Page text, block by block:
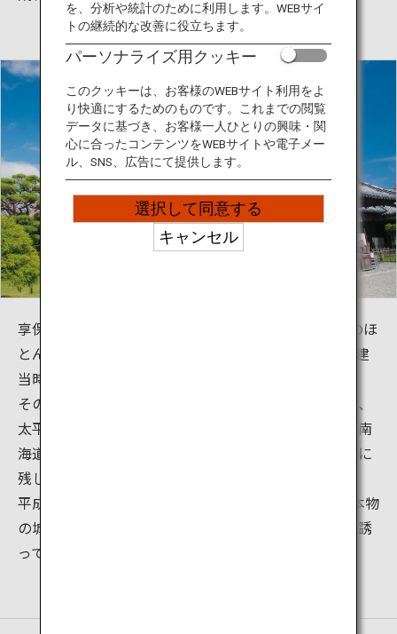
享保12年（1727）城下町の大火で追手門以外の城郭のほ
とんどを焼失しましたが、宝暦3年（1753）までに創建
当時の姿のまま再建されました。
その後、自然災害や明治維新による全国的な廃城の嵐、
太平洋戦争など幾度となく襲った危機を乗り越え、「南
海道随一の名城」と呼ばれる優美な姿をした建物を今に
残しています。
平成15年には、築城400年、再建から250年を数え、本物
の城の持つ偉容が訪れる人々を今日も歴史のロマンを誘
っています。
を、分析や統計のために利用します。WEBサイ
トの継続的な改善に役立ちます。
パーソナライズ用クッキー
このクッキーは、お客様のWEBサイト利用をよ
り快適にするためのものです。これまでの閲覧
データに基づき、お客様一人ひとりの興味・関
心に合ったコンテンツをWEBサイトや電子メー
ル、SNS、広告にて提供します。
選択して同意する
キャンセル